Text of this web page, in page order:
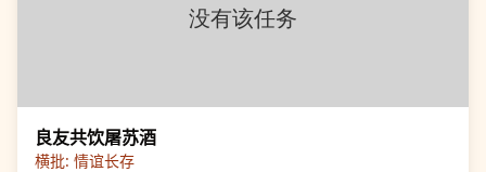
良友共饮屠苏酒
横批: 情谊长存